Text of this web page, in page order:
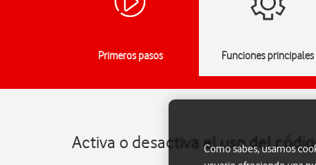
Primeros pasos Funciones principales
Activa o desactiva el uso del
Como sabes, usamos